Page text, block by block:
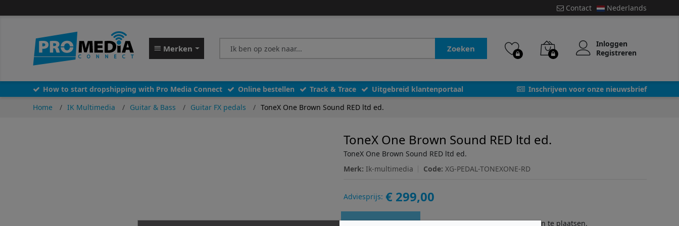
Contact Nederlands
Merken Zoeken
Inloggen
Registreren
How to start dropshipping with Pro Media Connect Online bestellen Track & Trace Uitgebreid klantenportaal
Inschrijven voor onze nieuwsbrief
Home
IK Multimedia Guitar & Bass Guitar FX pedals ToneX One Brown Sound RED ltd ed.
ToneX One Brown Sound RED ltd ed.
ToneX One Brown Sound RED ltd ed.
Merk: Ik-multimedia Code: XG-PEDAL-TONEXONE-RD
Adviesprijs: € 299,00
Log inofregistreerom bestellingen te plaatsen.